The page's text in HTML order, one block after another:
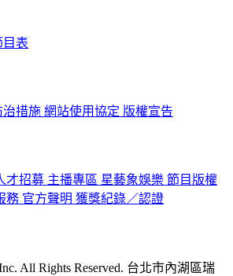
目表
治措施 網站使用協定 版權宣告
才招募 主播專區 星藝象娛樂 節目版權
務 官方聲明 獲獎紀錄／認證
All Rights Reserved. 台北市內湖區瑞